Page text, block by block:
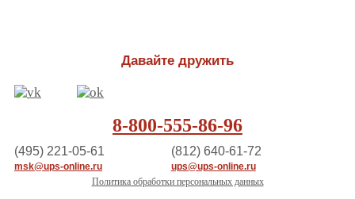
Давайте дружить
8-800-555-86-96
(495) 221-05-61
msk@ups-online.ru
(812) 640-61-72
ups@ups-online.ru
Политика обработки персональных данных